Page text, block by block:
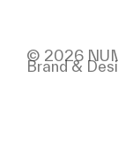
© 2026
Brand &